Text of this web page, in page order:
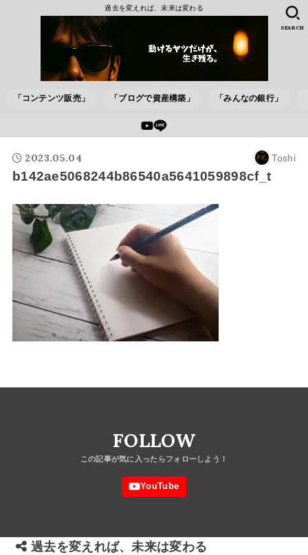
過去を変えれば、未来は変わる
「コンテンツ販売」 「ブログで資産構築」 「みんなの銀行」
SEARCH
2023.05.04 Toshi
b142ae5068244b86540a5641059898cf_t
FOLLOW
過去を変えれば、未来は変わる